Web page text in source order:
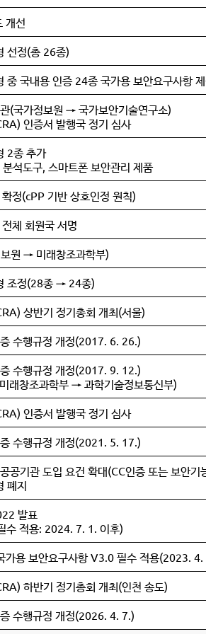
개선
선정(총 26종)
중 국내용 인증 24종 국가용 보안요구사항
(국가정보원 → 국가보안기술연구소)
인증서 발행국 정기 심사
2종 추가
석도구, 스마트폰 보안관리 제품
정(cPP 기반 상호인정 원칙)
체 회원국 서명
원 → 미래창조과학부)
조정(28종 → 24종)
상반기 정기총회 개최(서울)
수행규정 개정(2017. 6. 26.)
수행규정 개정(2017. 9. 12.)
래창조과학부 → 과학기술정보통신부)
인증서 발행국 정기 심사
수행규정 개정(2021. 5. 17.)
공기관 도입 요건 확대(CC인증 또는 보안기
폐지
발표
수 적용: 2024. 7. 1. 이후)
가용 보안요구사항 V3.0 필수 적용(2023.
하반기 정기총회 개최(인천 송도)
수행규정 개정(2026. 4. 7.)